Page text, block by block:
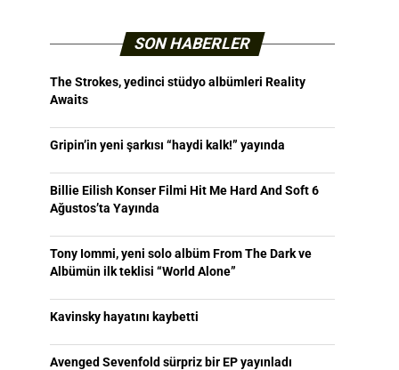
SON HABERLER
The Strokes, yedinci stüdyo albümleri Reality
Awaits
Gripin’in yeni şarkısı “haydi kalk!” yayında
Billie Eilish Konser Filmi Hit Me Hard And Soft 6
Ağustos’ta Yayında
Tony Iommi, yeni solo albüm From The Dark ve
Albümün ilk teklisi “World Alone”
Kavinsky hayatını kaybetti
Avenged Sevenfold sürpriz bir EP yayınladı